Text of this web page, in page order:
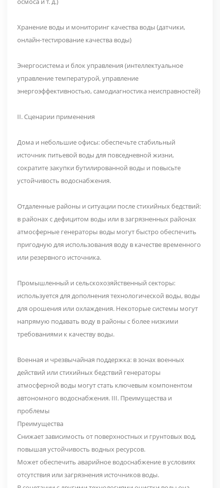
Хранение воды и мониторинг качества воды (датчики,
онлайн-тестирование качества воды)
Энергосистема и блок управления (интеллектуальное
управление температурой, управление
энергоэффективностью, самодиагностика неисправностей)
II. Сценарии применения
Дома и небольшие офисы: обеспечьте стабильный
источник питьевой воды для повседневной жизни,
сократите закупки бутилированной воды и повысьте
устойчивость водоснабжения.
Отдаленные районы и ситуации после стихийных бедствий:
в районах с дефицитом воды или в загрязненных районах
атмосферные генераторы воды могут быстро обеспечить
пригодную для использования воду в качестве временного
или резервного источника.
Промышленный и сельскохозяйственный секторы:
используется для дополнения технологической воды, воды
для орошения или охлаждения. Некоторые системы могут
напрямую подавать воду в районы с более низкими
требованиями к качеству воды.
Военная и чрезвычайная поддержка: в зонах военных
действий или стихийных бедствий генераторы
атмосферной воды могут стать ключевым компонентом
автономного водоснабжения. III. Преимущества и
проблемы
Преимущества
Снижает зависимость от поверхностных и грунтовых вод,
повышая устойчивость водных ресурсов.
Может обеспечить аварийное водоснабжение в условиях
отсутствия или загрязнения источников воды.